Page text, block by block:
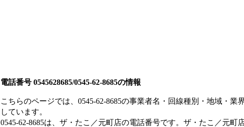
電話番号 0545628685/0545-62-8685の情報
こちらのページでは、 0545-62-8685の事業者名・回線種別・地域・業
しています。
0545-62-8685は、 ザ・たこ／元町店の電話番号です。 ザ・たこ／元町